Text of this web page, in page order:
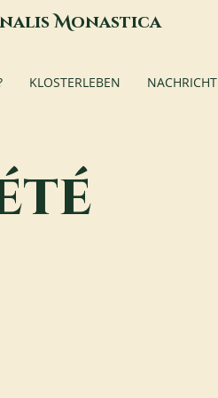
Monastica
KLOSTERLEBEN NACHRICHT